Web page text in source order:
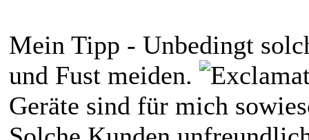
Mein Tipp - Unbedingt
und Fust meiden.
Geräte sind für mich